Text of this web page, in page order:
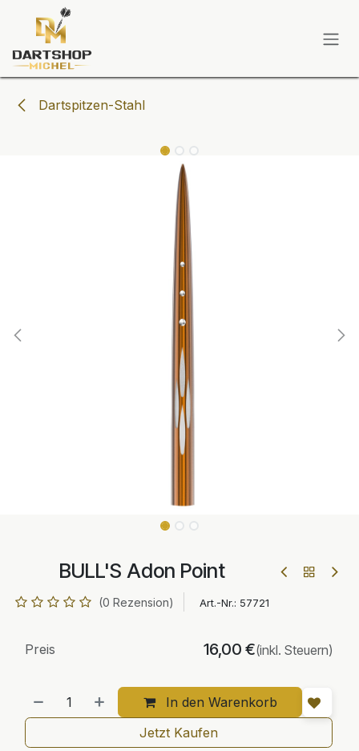
Zum Inhalt springen
Dartspitzen-Stahl
BULL'S Adon Point
(0 Rezension) Art.-Nr.: 57721
In den Warenkorb
Preis 16,00 €(inkl. Steuern)
Jetzt Kaufen